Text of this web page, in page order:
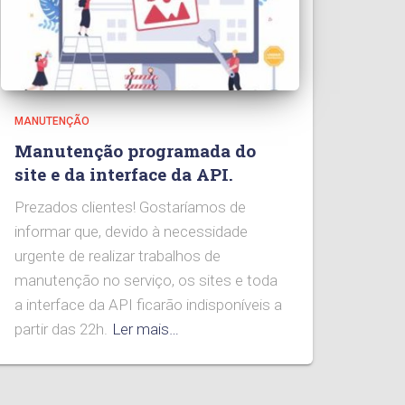
MANUTENÇÃO
Manutenção programada do
site e da interface da API.
Prezados clientes! Gostaríamos de
informar que, devido à necessidade
urgente de realizar trabalhos de
manutenção no serviço, os sites e toda
a interface da API ficarão indisponíveis a
partir das 22h. Ler mais…